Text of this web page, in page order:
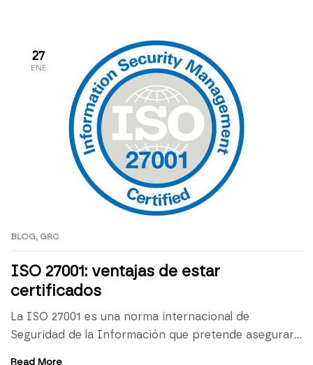
27
ENE
BLOG, GRC
ISO 27001: ventajas de estar
certificados
La ISO 27001 es una norma internacional de
Seguridad de la Información que pretende asegurar
Read More